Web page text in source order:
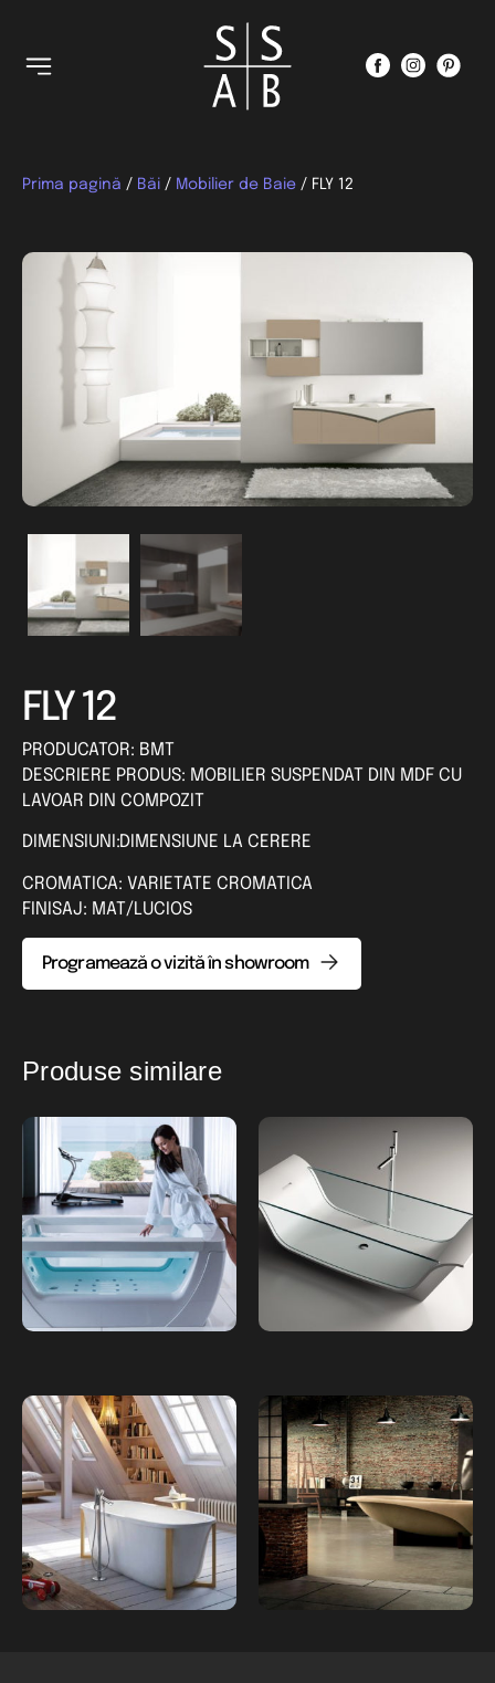
Prima pagină / Băi / Mobilier de Baie / FLY 12
FLY 12
PRODUCATOR: BMT
DESCRIERE PRODUS: MOBILIER SUSPENDAT DIN MDF CU
LAVOAR DIN COMPOZIT
DIMENSIUNI:DIMENSIUNE LA CERERE
CROMATICA: VARIETATE CROMATICA
FINISAJ: MAT/LUCIOS
Programează o vizită în showroom
Produse similare